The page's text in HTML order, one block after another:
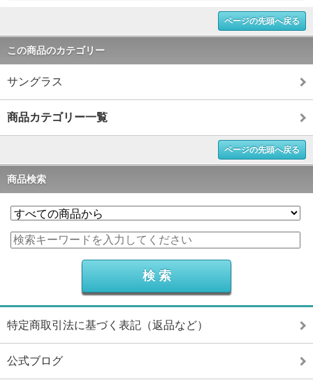
ページの先頭へ戻る
この商品のカテゴリー
サングラス
商品カテゴリー一覧
ページの先頭へ戻る
商品検索
特定商取引法に基づく表記（返品など）
公式ブログ